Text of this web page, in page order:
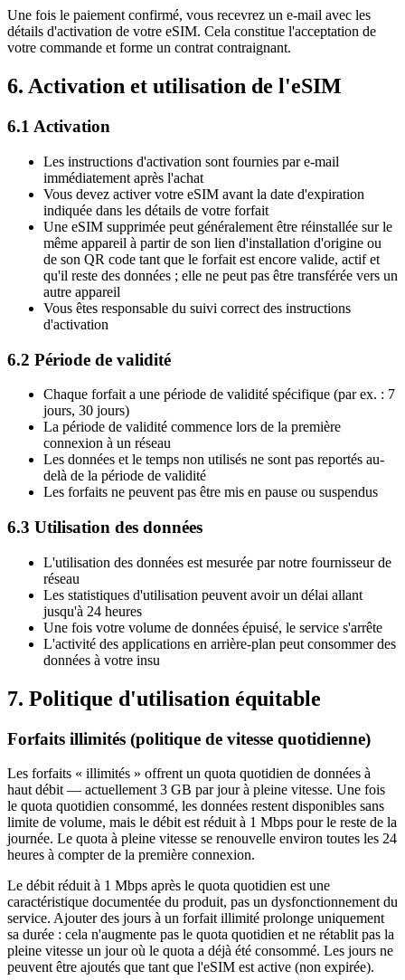
Une fois le paiement confirmé, vous recevrez un e-mail avec les
détails d'activation de votre eSIM. Cela constitue l'acceptation de
votre commande et forme un contrat contraignant.
6. Activation et utilisation de l'eSIM
6.1 Activation
Les instructions d'activation sont fournies par e-mail
immédiatement après l'achat
Vous devez activer votre eSIM avant la date d'expiration
indiquée dans les détails de votre forfait
Une eSIM supprimée peut généralement être réinstallée sur le
même appareil à partir de son lien d'installation d'origine ou
de son QR code tant que le forfait est encore valide, actif et
qu'il reste des données ; elle ne peut pas être transférée vers un
autre appareil
Vous êtes responsable du suivi correct des instructions
d'activation
6.2 Période de validité
Chaque forfait a une période de validité spécifique (par ex. : 7
jours, 30 jours)
La période de validité commence lors de la première
connexion à un réseau
Les données et le temps non utilisés ne sont pas reportés au-
delà de la période de validité
Les forfaits ne peuvent pas être mis en pause ou suspendus
6.3 Utilisation des données
L'utilisation des données est mesurée par notre fournisseur de
réseau
Les statistiques d'utilisation peuvent avoir un délai allant
jusqu'à 24 heures
Une fois votre volume de données épuisé, le service s'arrête
L'activité des applications en arrière-plan peut consommer des
données à votre insu
7. Politique d'utilisation équitable
Forfaits illimités (politique de vitesse quotidienne)
Les forfaits « illimités » offrent un quota quotidien de données à
haut débit — actuellement 3 GB par jour à pleine vitesse. Une fois
le quota quotidien consommé, les données restent disponibles sans
limite de volume, mais le débit est réduit à 1 Mbps pour le reste de la
journée. Le quota à pleine vitesse se renouvelle environ toutes les 24
heures à compter de la première connexion.
Le débit réduit à 1 Mbps après le quota quotidien est une
caractéristique documentée du produit, pas un dysfonctionnement du
service. Ajouter des jours à un forfait illimité prolonge uniquement
sa durée : cela n'augmente pas le quota quotidien et ne rétablit pas la
pleine vitesse un jour où le quota a déjà été consommé. Les jours ne
peuvent être ajoutés que tant que l'eSIM est active (non expirée).